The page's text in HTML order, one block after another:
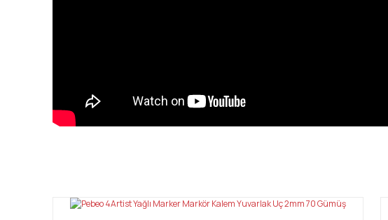
Bu ürünün fiyat bilgisi, resim, ürün açıklamalarında ve diğer konularda
Ürün resmi kalitesiz, bozuk veya görüntülenemiyor.